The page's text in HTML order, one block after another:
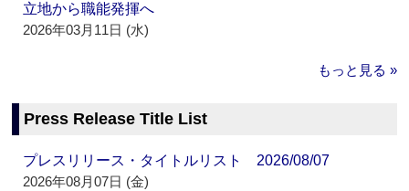
立地から職能発揮へ
2026年03月11日 (水)
もっと見る »
Press Release Title List
プレスリリース・タイトルリスト 2026/08/07
2026年08月07日 (金)